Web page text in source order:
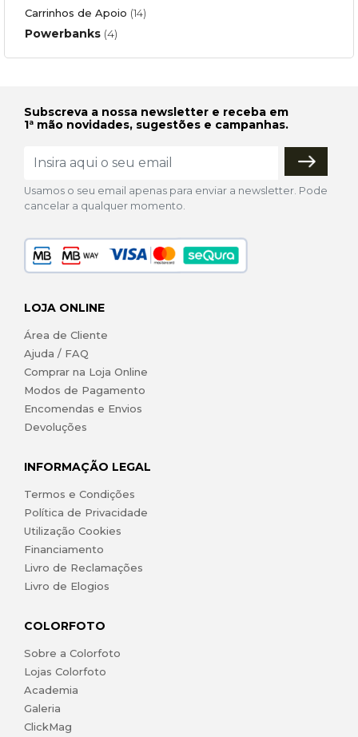
Carrinhos de Apoio (14)
Powerbanks (4)
Subscreva a nossa newsletter e receba em
1ª mão novidades, sugestões e campanhas.
Usamos o seu email apenas para enviar a newsletter. Pode
cancelar a qualquer momento.
LOJA ONLINE
Área de Cliente
Ajuda / FAQ
Comprar na Loja Online
Modos de Pagamento
Encomendas e Envios
Devoluções
INFORMAÇÃO LEGAL
Termos e Condições
Política de Privacidade
Utilização Cookies
Financiamento
Livro de Reclamações
Livro de Elogios
COLORFOTO
Sobre a Colorfoto
Lojas Colorfoto
Academia
Galeria
ClickMag